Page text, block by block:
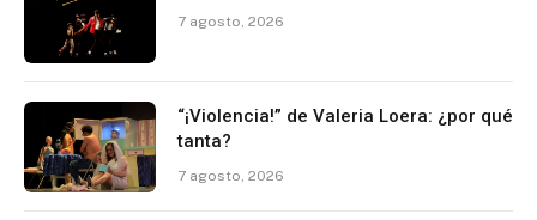
7 agosto, 2026
“¡Violencia!” de Valeria Loera: ¿por qué
tanta?
7 agosto, 2026